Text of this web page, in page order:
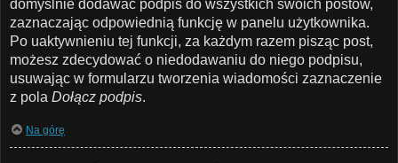
domyślnie dodawać podpis do wszystkich swoich postów,
zaznaczając odpowiednią funkcję w panelu użytkownika.
Po uaktywnieniu tej funkcji, za każdym razem pisząc post,
możesz zdecydować o niedodawaniu do niego podpisu,
usuwając w formularzu tworzenia wiadomości zaznaczenie
z pola Dołącz podpis.
Na górę